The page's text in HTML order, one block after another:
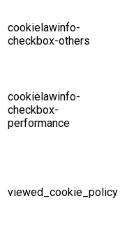
cookielawinfo-
checkbox-others
cookielawinfo-
checkbox-
performance
viewed_cookie_policy